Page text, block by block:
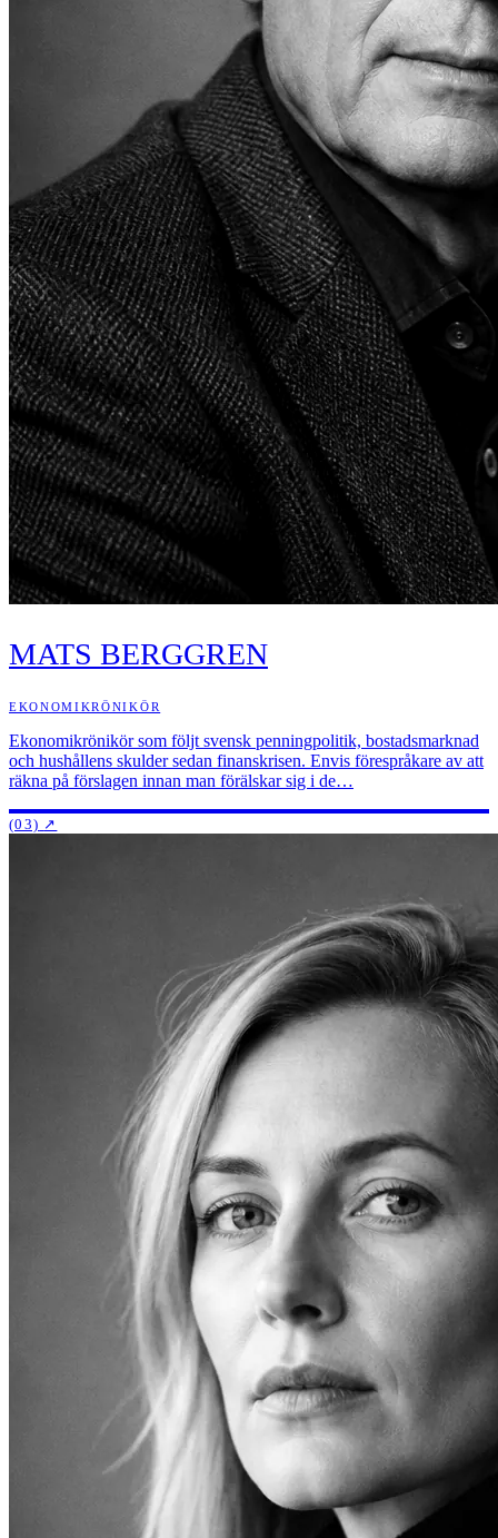
MATS BERGGREN
EKONOMIKRÖNIKÖR
Ekonomikrönikör som följt svensk penningpolitik, bostadsmarknad
och hushållens skulder sedan finanskrisen. Envis förespråkare av att
räkna på förslagen innan man förälskar sig i de…
(03) ↗